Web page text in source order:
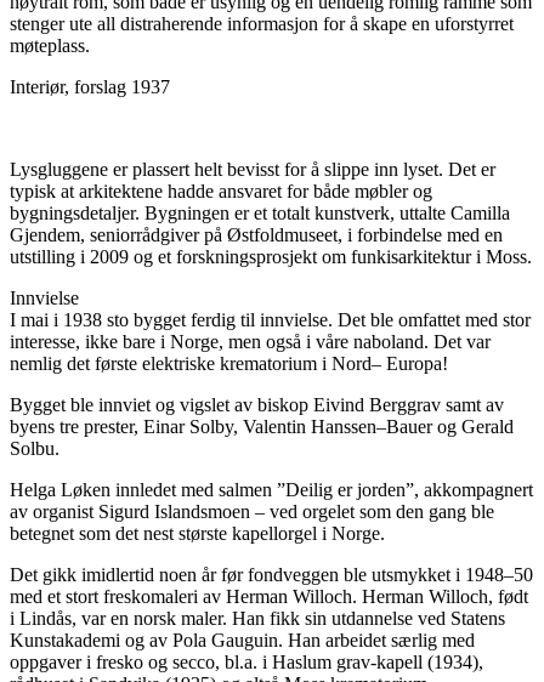
stenger ute all distraherende informasjon for å skape en uforstyrret
møteplass.
Interiør, forslag 1937
Lysgluggene er plassert helt bevisst for å slippe inn lyset. Det er
typisk at arkitektene hadde ansvaret for både møbler og
bygningsdetaljer. Bygningen er et totalt kunstverk, uttalte Camilla
Gjendem, seniorrådgiver på Østfoldmuseet, i forbindelse med en
utstilling i 2009 og et forskningsprosjekt om funkisarkitektur i Moss.
Innvielse
I mai i 1938 sto bygget ferdig til innvielse. Det ble omfattet med stor
interesse, ikke bare i Norge, men også i våre naboland. Det var
nemlig det første elektriske krematorium i Nord– Europa!
Bygget ble innviet og vigslet av biskop Eivind Berggrav samt av
byens tre prester, Einar Solby, Valentin Hanssen–Bauer og Gerald
Solbu.
Helga Løken innledet med salmen ”Deilig er jorden”, akkompagnert
av organist Sigurd Islandsmoen – ved orgelet som den gang ble
betegnet som det nest største kapellorgel i Norge.
Det gikk imidlertid noen år før fondveggen ble utsmykket i 1948–50
med et stort freskomaleri av Herman Willoch. Herman Willoch, født
i Lindås, var en norsk maler. Han fikk sin utdannelse ved Statens
Kunstakademi og av Pola Gauguin. Han arbeidet særlig med
oppgaver i fresko og secco, bl.a. i Haslum grav-kapell (1934),